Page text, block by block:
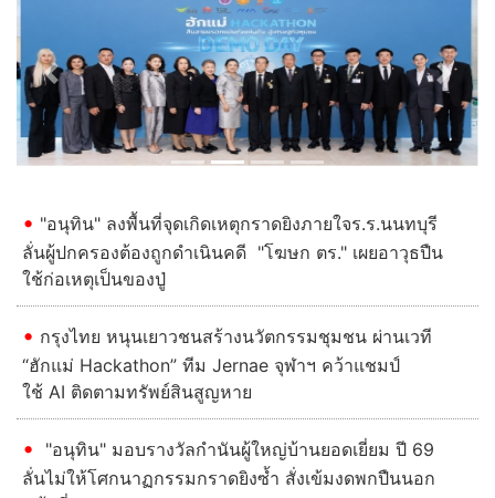
Previous Next
"อนุทิน" ลงพื้นที่จุดเกิดเหตุกราดยิงภายใจร.ร.นนทบุรี
ลั่นผู้ปกครองต้องถูกดําเนินคดี "โฆษก ตร." เผยอาวุธปืน
ใช้ก่อเหตุเป็นของปู่
กรุงไทย หนุนเยาวชนสร้างนวัตกรรมชุมชน ผ่านเวที
“ฮักแม่ Hackathon” ทีม Jernae จุฬาฯ คว้าแชมป์
ใช้ AI ติดตามทรัพย์สินสูญหาย
"อนุทิน" มอบรางวัลกำนันผู้ใหญ่บ้านยอดเยี่ยม ปี 69
ลั่นไม่ให้โศกนาฏกรรมกราดยิงซ้ำ สั่งเข้มงดพกปืนนอก